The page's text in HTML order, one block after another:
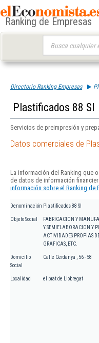
Ranking de Empresas
Directorio Ranking Empresas
Plastificados 88 Sl
Servicios de preimpresión y
Datos comerciales de
La información del Ranking que
de datos de información
información sobre el Ranking de
Denominación Plastificados 88 Sl
Objeto Social
FABRICACION Y
Y SEMIELABORACION Y
ACTIVIDADES PROPIAS
GRAFICAS, ETC.
Domicilio
Social
Calle Cerdanya , 56 - 58
Localidad el prat de Llobregat